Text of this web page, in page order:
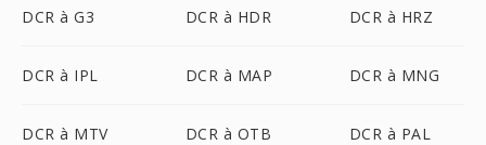
DCR à G3 DCR à HDR DCR à HRZ
DCR à IPL DCR à MAP DCR à MNG
DCR à MTV DCR à OTB DCR à PAL